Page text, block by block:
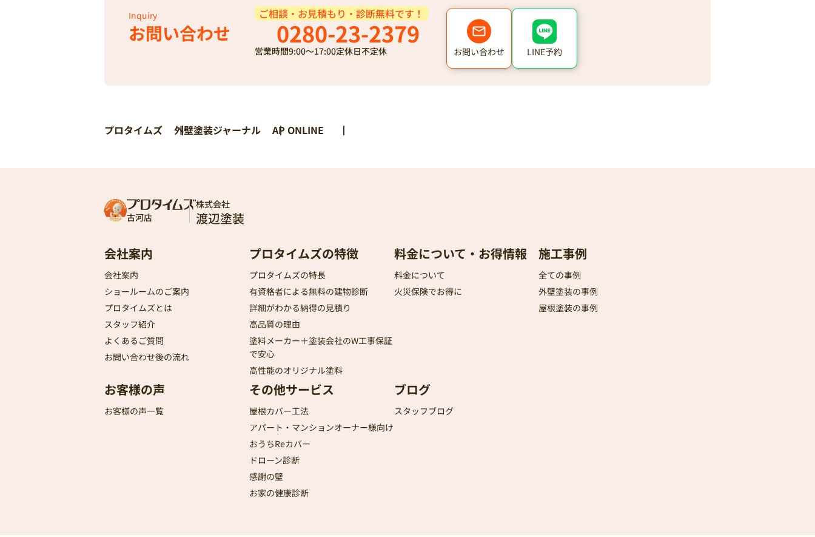
お問い合わせ
Inquiry ご相談・お見積もり・診断無料です！
0280-23-2379
営業時間9:00～17:00定休日不定休 お問い合わせ LINE予約
プロタイムズ 外壁塗装ジャーナル AP ONLINE
古河店
株式会社
渡辺塗装
会社案内
会社案内
ショールームのご案内
プロタイムズとは
スタッフ紹介
よくあるご質問
お問い合わせ後の流れ
プロタイムズの特徴
プロタイムズの特長
有資格者による無料の建物診断
詳細がわかる納得の見積り
高品質の理由
塗料メーカー＋塗装会社のW工事保証
で安心
高性能のオリジナル塗料
料金について・お得情報
料金について
火災保険でお得に
施工事例
全ての事例
外壁塗装の事例
屋根塗装の事例
お客様の声
お客様の声一覧
その他サービス
屋根カバー工法
アパート・マンションオーナー様向け
おうちReカバー
ドローン診断
感謝の壁
お家の健康診断
ブログ
スタッフブログ